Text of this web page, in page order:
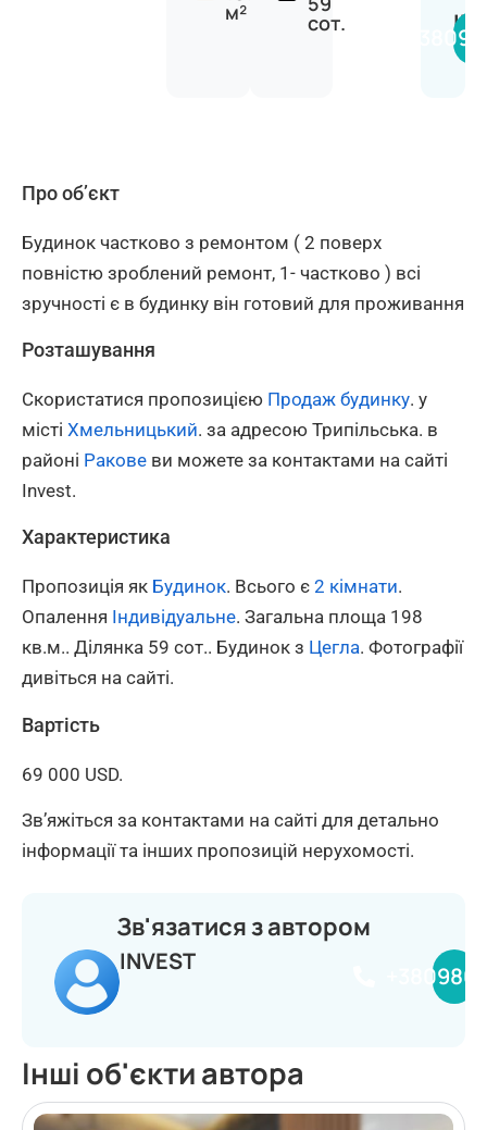
м² сот.
Про об’єкт
Будинок частково з ремонтом ( 2 поверх
повністю зроблений ремонт, 1- частково ) всі
зручності є в будинку він готовий для проживання
Розташування
Скористатися пропозицією Продаж будинку. у
місті Хмельницький. за адресою Трипільська. в
районі Ракове ви можете за контактами на сайті
Invest.
Характеристика
Пропозиція як Будинок. Всього є 2 кімнати.
Опалення Індивідуальне. Загальна площа 198
кв.м.. Ділянка 59 сот.. Будинок з Цегла. Фотографії
дивіться на сайті.
Вартість
69 000 USD.
Зв’яжіться за контактами на сайті для детально
інформації та інших пропозицій нерухомості.
Зв'язатися з автором
INVEST
Інші об'єкти автора